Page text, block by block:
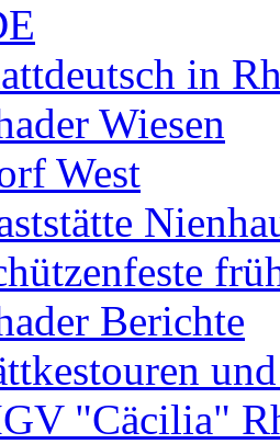
in
Wiesen
West
Berichte
"Cäcilia"